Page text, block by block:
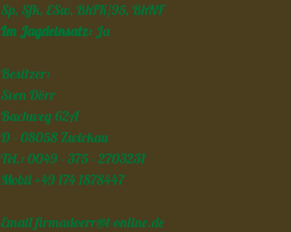
Sp, Sfk, ESw, BhFK/95, BhNF
Im Jagdeinsatz: Ja
Besitzer:
Sven Dörr
Bachweg 62A
D - 08058 Zwickau
Tel.: 0049 - 375 - 2703231
Mobil +49 174 1878447
Emailfirmadoerr@t-online.de